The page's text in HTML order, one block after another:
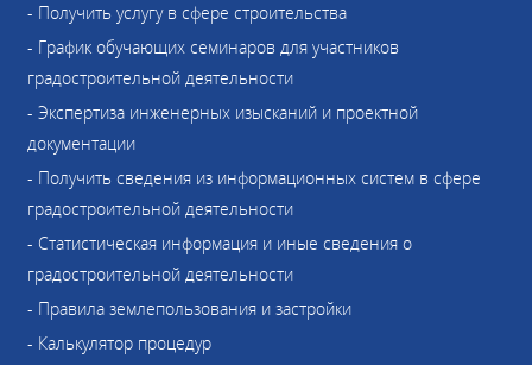
- Получить услугу в сфере строительства
- График обучающих семинаров для участников
градостроительной деятельности
- Экспертиза инженерных изысканий и проектной
документации
- Получить сведения из информационных систем в сфере
градостроительной деятельности
- Статистическая информация и иные сведения о
градостроительной деятельности
- Правила землепользования и застройки
- Калькулятор процедур